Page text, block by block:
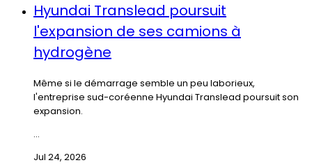
Hyundai Translead poursuit
l'expansion de ses camions à
hydrogène
Même si le démarrage semble un peu laborieux,
l'entreprise sud-coréenne Hyundai Translead poursuit son
expansion.
...
Jul 24, 2026